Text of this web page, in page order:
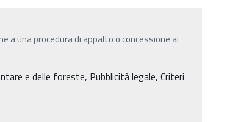
a una procedura di appalto o concessione ai
e delle foreste, Pubblicità legale, Criteri